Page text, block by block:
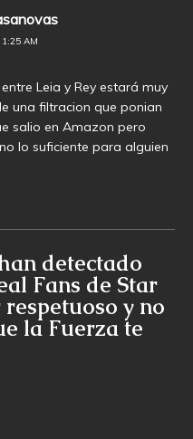
AM
Leia y Rey estará muy
una filtracion que ponian
salio en Amazon pero
lo suficiente para alguien
detectado
Fans de Star
y no
la Fuerza te